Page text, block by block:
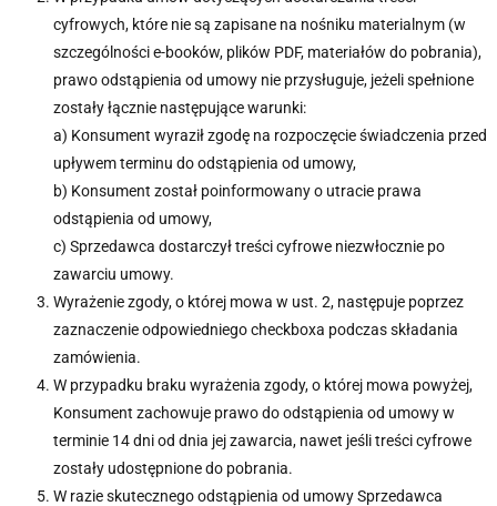
cyfrowych, które nie są zapisane na nośniku materialnym (w
szczególności e-booków, plików PDF, materiałów do pobrania),
prawo odstąpienia od umowy nie przysługuje, jeżeli spełnione
zostały łącznie następujące warunki:
a) Konsument wyraził zgodę na rozpoczęcie świadczenia przed
upływem terminu do odstąpienia od umowy,
b) Konsument został poinformowany o utracie prawa
odstąpienia od umowy,
c) Sprzedawca dostarczył treści cyfrowe niezwłocznie po
zawarciu umowy.
Wyrażenie zgody, o której mowa w ust. 2, następuje poprzez
zaznaczenie odpowiedniego checkboxa podczas składania
zamówienia.
W przypadku braku wyrażenia zgody, o której mowa powyżej,
Konsument zachowuje prawo do odstąpienia od umowy w
terminie 14 dni od dnia jej zawarcia, nawet jeśli treści cyfrowe
zostały udostępnione do pobrania.
W razie skutecznego odstąpienia od umowy Sprzedawca